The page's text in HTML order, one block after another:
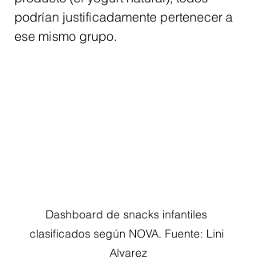
podrían justificadamente pertenecer a
ese mismo grupo.
Dashboard de snacks infantiles
clasificados según NOVA. Fuente: Lini
Alvarez